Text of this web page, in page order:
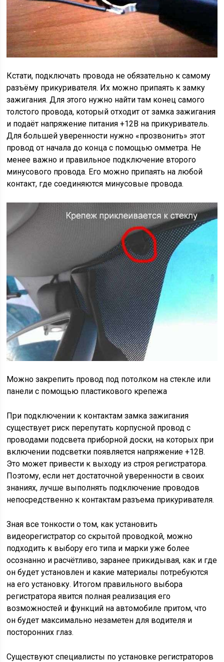
Кстати, подключать провода не обязательно к самому
разъёму прикуривателя. Их можно припаять к замку
зажигания. Для этого нужно найти там конец самого
толстого провода, который отходит от замка зажигания
и подаёт напряжение питания +12В на прикуриватель.
Для большей уверенности нужно «прозвонить» этот
провод от начала до конца с помощью омметра. Не
менее важно и правильное подключение второго
минусового провода. Его можно припаять на любой
контакт, где соединяются минусовые провода.
Можно закрепить провод под потолком на стекле или
панели с помощью пластикового крепежа
При подключении к контактам замка зажигания
существует риск перепутать корпусной провод с
проводами подсвета приборной доски, на которых при
включении подсветки появляется напряжение +12В.
Это может привести к выходу из строя регистратора.
Поэтому, если нет достаточной уверенности в своих
знаниях, лучше выполнять подключение проводов
непосредственно к контактам разъема прикуривателя.
Зная все тонкости о том, как установить
видеорегистратор со скрытой проводкой, можно
подходить к выбору его типа и марки уже более
осознанно и расчётливо, заранее прикидывая, как и где
он будет установлен и какие материалы потребуются
на его установку. Итогом правильного выбора
регистратора явится полная реализация его
возможностей и функций на автомобиле притом, что
он будет максимально незаметен для водителя и
посторонних глаз.
Существуют специалисты по установке регистраторов